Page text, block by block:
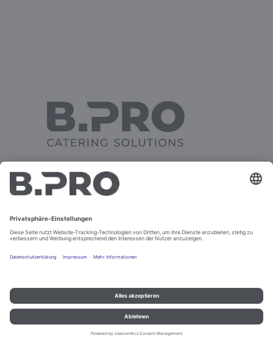
SPENDER LOWERATOR 92
Impressum und Datenschutz Kontakt
Rechtliche Hinweise
© B.PRO Catering Solutions 2022